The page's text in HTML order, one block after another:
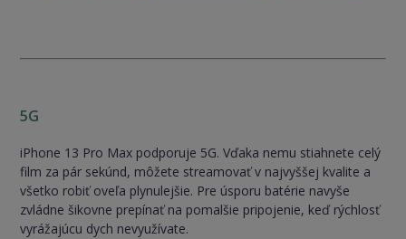
5G
iPhone 13 Pro Max podporuje 5G. Vďaka nemu stiahnete celý
film za pár sekúnd, môžete streamovať v najvyššej kvalite a
všetko robiť oveľa plynulejšie. Pre úsporu batérie navyše
zvládne šikovne prepínať na pomalšie pripojenie, keď rýchlosť
vyrážajúcu dych nevyužívate.